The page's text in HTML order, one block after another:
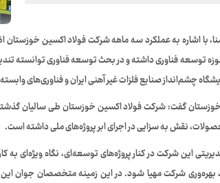
با اشاره به عملکرد سه ماهه شرکت فولاد اکسین خوزستان
توسعه فناوری داشته و در بحث توسعه فناوری
چشم‌انداز صنایع فلزات غیر آهنی ایران و فناوری‌های
نقش به سزایی در اجرای ابر پروژه‌های ملی داشته است.
این شرکت در کنار پروژه‌های توسعه‌ای، نگاه ویژه‌ای به
بهره‌وری شرکت مهیا شود. در این زمینه متخصصان جوان